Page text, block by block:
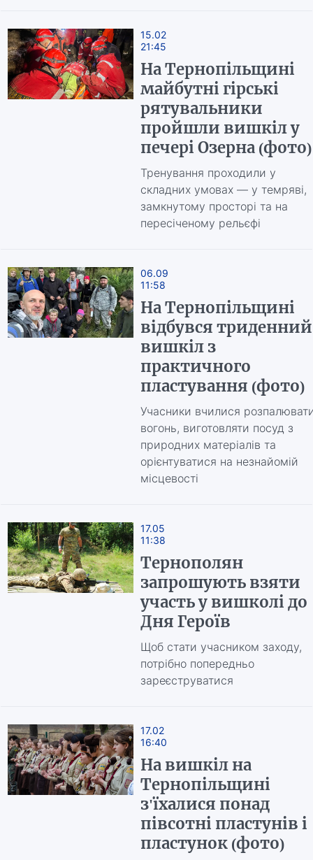
15.02
21:45
На Тернопільщині
майбутні гірські
рятувальники
пройшли вишкіл у
печері Озерна (фото)
Тренування проходили у
складних умовах — у темряві,
замкнутому просторі та на
пересіченому рельєфі
06.09
11:58
На Тернопільщині
відбувся триденний
вишкіл з
практичного
пластування (фото)
Учасники вчилися
вогонь, виготовляти посуд з
природних матеріалів та
орієнтуватися на незнайомій
місцевості
17.05
11:38
Тернополян
запрошують взяти
участь у вишколі до
Дня Героїв
Щоб стати учасником заходу,
потрібно попередньо
зареєструватися
17.02
16:40
На вишкіл на
Тернопільщині
з'їхалися понад
півсотні пластунів і
пластунок (фото)